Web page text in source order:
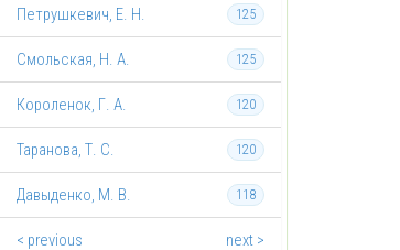
125
Петрушкевич, Е. Н.
125
Смольская, Н. А.
120
Короленок, Г. А.
120
Таранова, Т. С.
118
Давыденко, М. В.
< previous next >